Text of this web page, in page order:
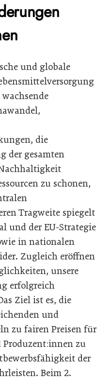
und globale
die
der gesamten
zu schonen,
Tragweite spiegelt
und der EU-Strategie
in nationalen
Zugleich eröffnen
unsere
erfolgreich
Ziel ist es, die
und
zu fairen Preisen für
zu
der
Beim 2.